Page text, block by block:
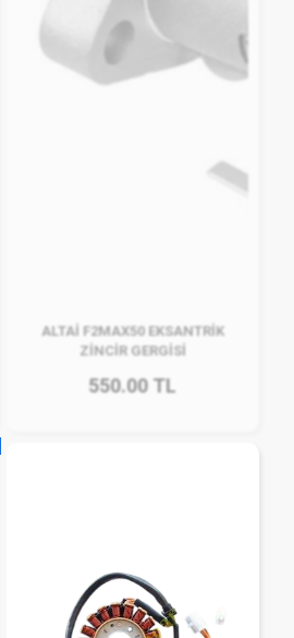
ALTAİ F2MAX50 EKSANTRİK
ZİNCİR GERGİSİ
550.00 TL